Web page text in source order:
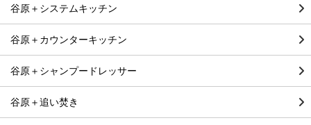
谷原＋システムキッチン
谷原＋カウンターキッチン
谷原＋シャンプードレッサー
谷原＋追い焚き